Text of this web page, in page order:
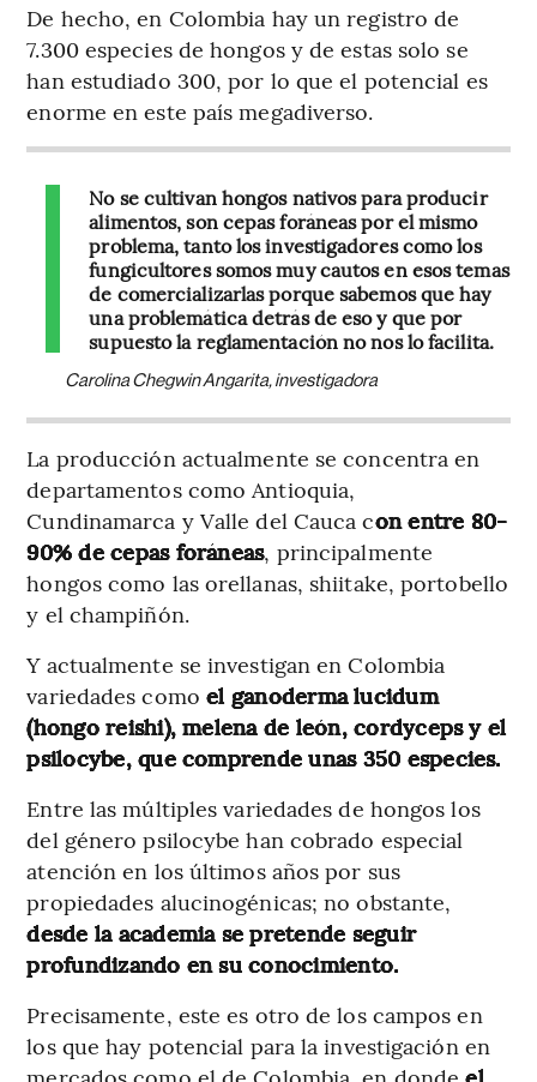
De hecho, en Colombia hay un registro de
7.300 especies de hongos y de estas solo se
han estudiado 300, por lo que el potencial es
enorme en este país megadiverso.
No se cultivan hongos nativos para producir
alimentos, son cepas foráneas por el mismo
problema, tanto los investigadores como los
fungicultores somos muy cautos en esos temas
de comercializarlas porque sabemos que hay
una problemática detrás de eso y que por
supuesto la reglamentación no nos lo facilita.
Carolina Chegwin Angarita, investigadora
La producción actualmente se concentra en
departamentos como Antioquia,
Cundinamarca y Valle del Cauca con entre 80-
90% de cepas foráneas, principalmente
hongos como las orellanas, shiitake, portobello
y el champiñón.
Y actualmente se investigan en Colombia
variedades como el ganoderma lucidum
(hongo reishi), melena de león, cordyceps y el
psilocybe, que comprende unas 350 especies.
Entre las múltiples variedades de hongos los
del género psilocybe han cobrado especial
atención en los últimos años por sus
propiedades alucinogénicas; no obstante,
desde la academia se pretende seguir
profundizando en su conocimiento.
Precisamente, este es otro de los campos en
los que hay potencial para la investigación en